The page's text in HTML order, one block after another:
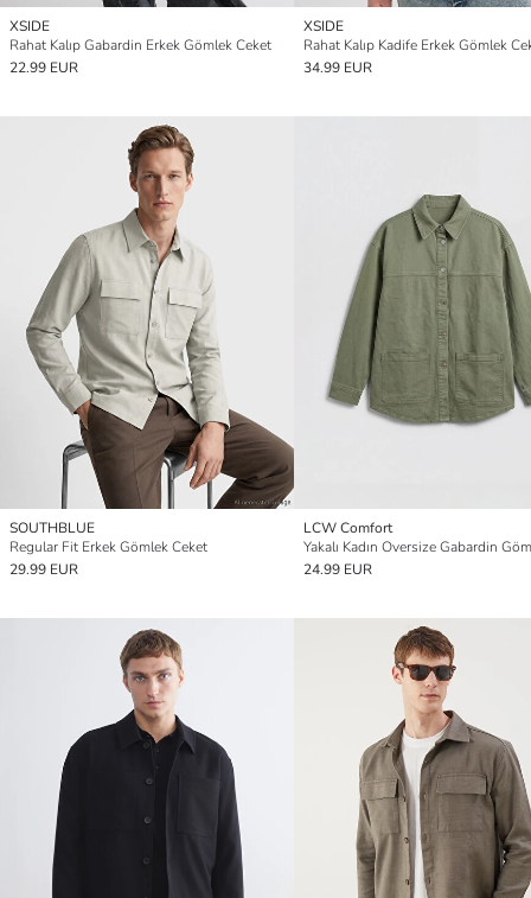
XSIDE
Rahat Kalıp Gabardin Erkek Gömlek Ceket
22.99 EUR
XSIDE
Rahat Kalıp Kadife Erkek Gömlek
34.99 EUR
SOUTHBLUE
Regular Fit Erkek Gömlek Ceket
29.99 EUR
LCW Comfort
24.99 EUR